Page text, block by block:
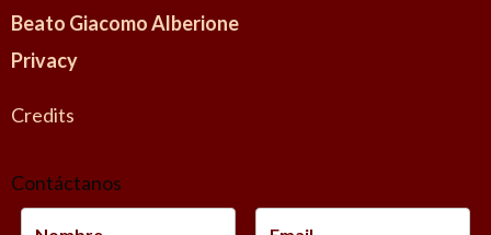
Beato Giacomo Alberione
Privacy
Credits
Contáctanos